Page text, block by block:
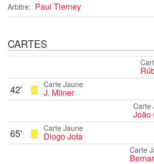
Arbitre: Paul Tierney
CARTES
Carte Jaune
J. Milner
42'
Carte
João
Carte Jaune
Diogo Jota
65'
Carte